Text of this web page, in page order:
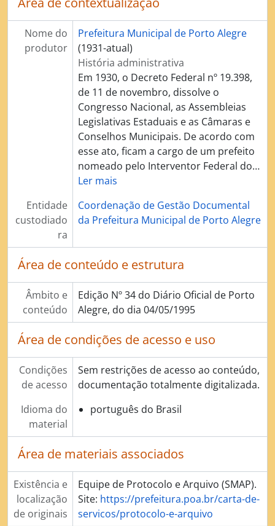
[Série] Licenciamento de obras e edificações
[Série] Administração de Tributos
[Série] Contencioso Administrativo
[Série] Arrecadação de Tributos
[Série] Aquisição de bens e contratação de serviços
[Série] Gerenciamento do patrimônio documental
[Série] Gerenciamento do patrimônio imobiliário
[Série] Fiscalização de Atos pelo Legislativo (demandas da Câmara de Vereadores)
[Série] Elaboração de Atos Normativos
[Série] Preservação e Conservação Ambiental
[Série] Gestão de Recursos Humanos - Processo Disciplinar
Nome do
produtor
Prefeitura Municipal de Porto Alegre
(1931-atual)
História administrativa
Em 1930, o Decreto Federal nº 19.398,
de 11 de novembro, dissolve o
Congresso Nacional, as Assembleias
Legislativas Estaduais e as Câmaras e
Conselhos Municipais. De acordo com
esse ato, ficam a cargo de um prefeito
nomeado pelo Interventor Federal do…
Ler mais
Entidade
custodiado
ra
Coordenação de Gestão Documental
da Prefeitura Municipal de Porto Alegre
Área de conteúdo e estrutura
Âmbito e
conteúdo
Edição Nº 34 do Diário Oficial de Porto
Alegre, do dia 04/05/1995
Área de condições de acesso e uso
Condições
de acesso
Sem restrições de acesso ao conteúdo,
documentação totalmente digitalizada.
Idioma do
material
português do Brasil
Área de materiais associados
Existência e
localização
de originais
Equipe de Protocolo e Arquivo (SMAP).
Site: https://prefeitura.poa.br/carta-de-
servicos/protocolo-e-arquivo